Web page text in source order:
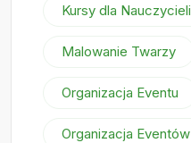
Kursy dla Nauczycieli
Malowanie Twarzy
Organizacja Eventu
Organizacja Eventów